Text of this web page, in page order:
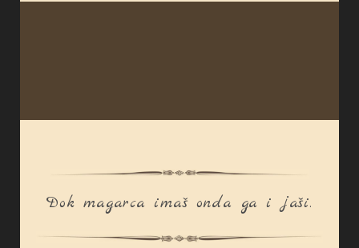
Dok magarca imaš onda ga i jaši.